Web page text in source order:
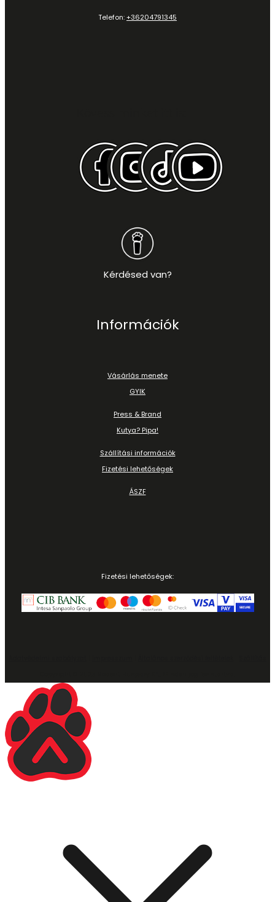
Telefon:+36204791345
Kérdésed van?
Információk
Vásárlás menete
GYIK
Press & Brand
Kutya? Pipa!
Szállítási információk
Fizetési lehetőségek
ÁSZF
Fizetési lehetőségek: